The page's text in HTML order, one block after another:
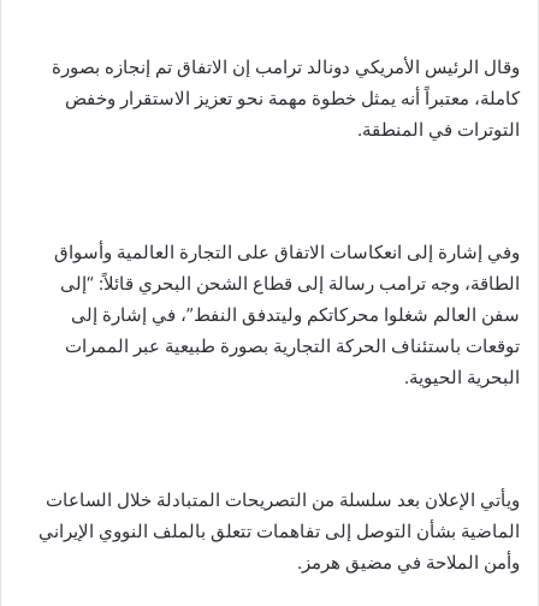
وقال الرئيس الأمريكي دونالد ترامب إن الاتفاق تم إنجازه بصورة
كاملة، معتبراً أنه يمثل خطوة مهمة نحو تعزيز الاستقرار وخفض
التوترات في المنطقة.
وفي إشارة إلى انعكاسات الاتفاق على التجارة العالمية وأسواق
الطاقة، وجه ترامب رسالة إلى قطاع الشحن البحري قائلاً: “إلى
سفن العالم شغلوا محركاتكم وليتدفق النفط”، في إشارة إلى
توقعات باستئناف الحركة التجارية بصورة طبيعية عبر الممرات
البحرية الحيوية.
ويأتي الإعلان بعد سلسلة من التصريحات المتبادلة خلال الساعات
الماضية بشأن التوصل إلى تفاهمات تتعلق بالملف النووي الإيراني
وأمن الملاحة في مضيق هرمز.